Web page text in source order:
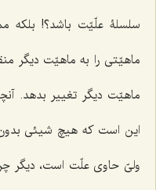
سلسلۀ علّیّت باشد؟! بلکه
ماهیّتی را به ماهیّت دیگر
ماهیّت دیگر تغییر بدهد.
این است که هیچ شیئی
ولیّ حاوی علّت است، دیگر